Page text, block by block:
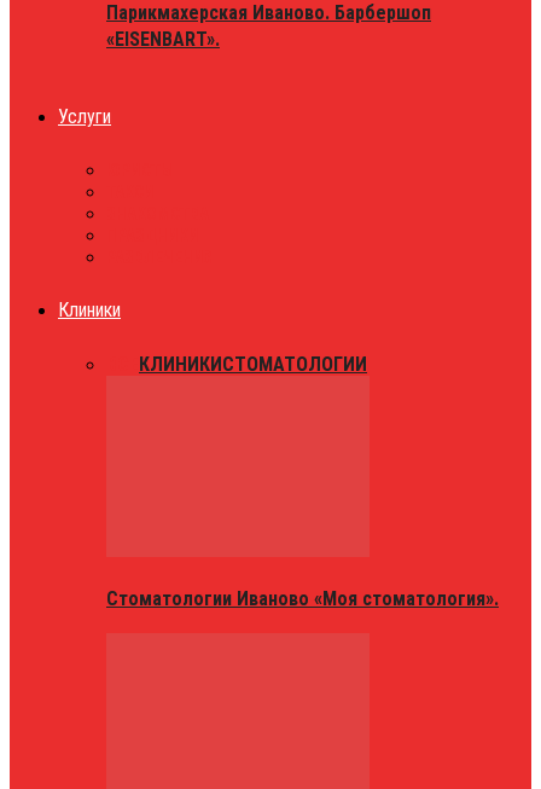
Парикмахерская Иваново. Барбершоп
«EISENBART».
Услуги
Клиники
КЛИНИКИСТОМАТОЛОГИИ
Стоматологии Иваново «Моя стоматология».